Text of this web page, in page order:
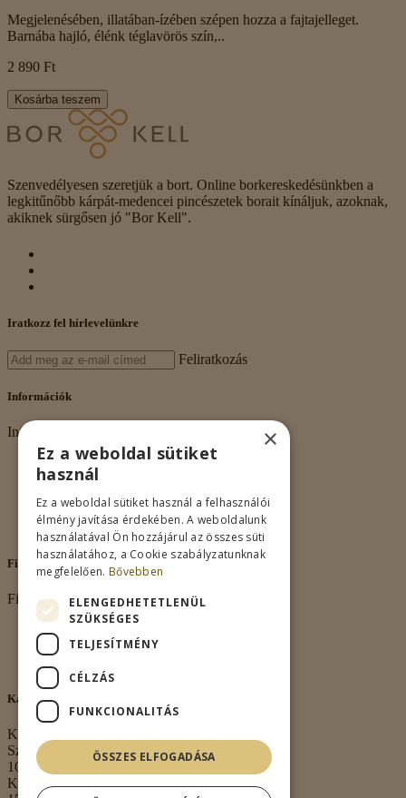
Megjelenésében, illatában-ízében szépen hozza a fajtajelleget.
Barnába hajló, élénk téglavörös szín,..
2 890 Ft
Kosárba teszem
Szenvedélyesen szeretjük a bort. Online borkereskedésünkben a
legkitűnőbb kárpát-medencei pincészetek borait kínáljuk, azoknak,
akiknek sürgősen jó "Bor Kell".
Iratkozz fel hírlevelünkre
Feliratkozás
Információk
Információk
Rólunk
Adatkezelés
Vásárlási feltételek
Nagykereskedelem
Kapcsolat
Fiókom
Fiókom
Fiókom
Rendeléseim
Kapcsolat
Kapcsolat
Székhely:
1063 Budapest,
Kmety György u.
×
Ez a weboldal sütiket
használ
Ez a weboldal sütiket használ a felhasználói
élmény javítása érdekében. A weboldalunk
használatával Ön hozzájárul az összes süti
használatához, a Cookie szabályzatunknak
megfelelően. Bővebben
ELENGEDHETETLENÜL
SZÜKSÉGES
TELJESÍTMÉNY
CÉLZÁS
FUNKCIONALITÁS
ÖSSZES ELFOGADÁSA